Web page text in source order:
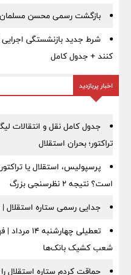
بازگشت رسمی محسن
کنند + جدول کامل
اخبار پربازدید
جدول کامل نقل و انتقالات
تراکتور؛ بحران استقلال
پرسپولیس، استقلال یا
است؟ نتیجه ۲ نظرسنجی بزرگ
جدایی رسمی ستاره استقلال
تعطیلی
شعب کشیک بانک‌ها
حماقت کردم ستاره استقلال